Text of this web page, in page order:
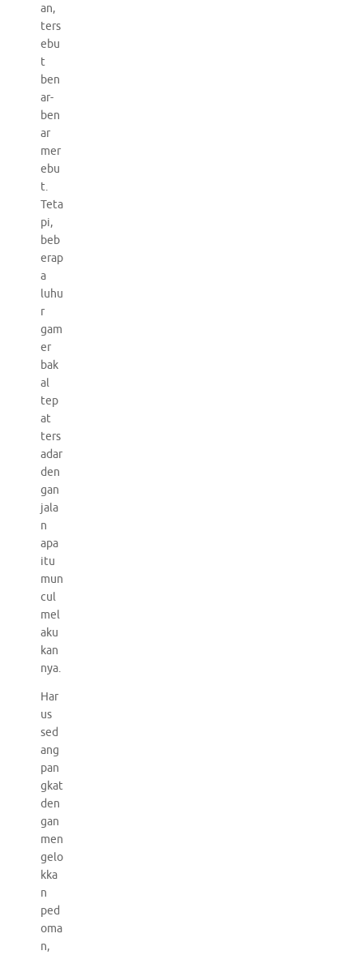
an,
ters
ebu
t
ben
ar-
ben
ar
mer
ebu
t.
Teta
pi,
beb
erap
a
luhu
r
gam
er
bak
al
tep
at
ters
adar
den
gan
jala
n
apa
itu
mun
cul
mel
aku
kan
nya.
Har
us
sed
ang
pan
gkat
den
gan
men
gelo
kka
n
ped
oma
n,